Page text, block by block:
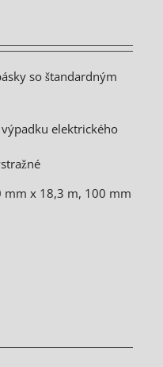
so štandardným
elektrického
x 18,3 m, 100 mm